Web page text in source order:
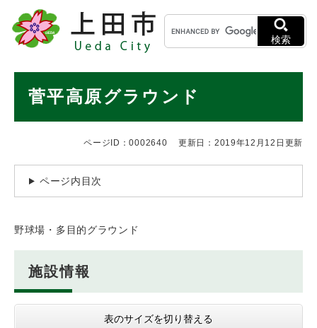
メニューを飛ばして本文へ
キ
ー
ワ
検
検索
菅平高原グラウンド
ページID：0002640 更新日：2019年12月12日更新
ページ内目次
野球場・多目的グラウンド
施設情報
表のサイズを切り替える